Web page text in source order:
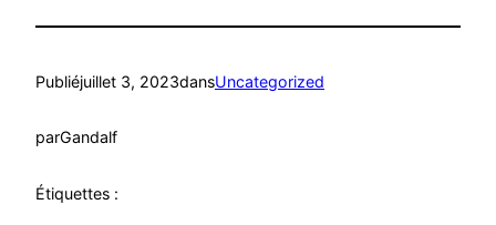
Publiéjuillet 3, 2023dansUncategorized
parGandalf
Étiquettes :